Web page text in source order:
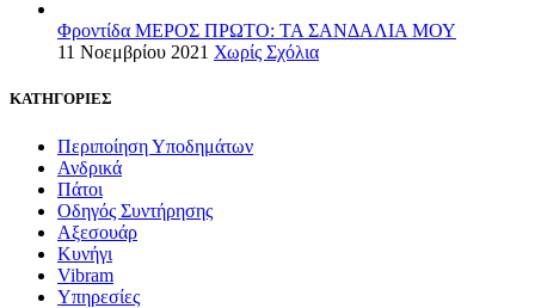
Φροντίδα ΜΕΡΟΣ ΠΡΩΤΟ: ΤΑ ΣΑΝΔΑΛΙΑ ΜΟΥ
11 Νοεμβρίου 2021 Χωρίς Σχόλια
ΚΑΤΗΓΟΡΙΕΣ
Περιποίηση Υποδημάτων
Ανδρικά
Πάτοι
Οδηγός Συντήρησης
Αξεσουάρ
Κυνήγι
Vibram
Υπηρεσίες